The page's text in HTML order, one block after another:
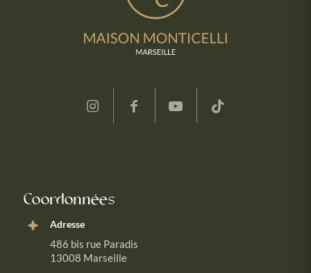
Coordonnées
Adresse
486 bis rue Paradis
13008 Marseille